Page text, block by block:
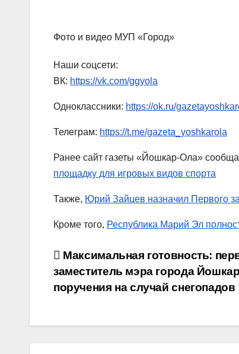
Фото и видео МУП «Город»
Наши соцсети:
ВК: https://vk.com/ggyola
Одноклассники: https://ok.ru/
Телеграм: https://t.me/gazeta_yoshkarola
Ранее сайт газеты «Йошкар-Ола»
площадку для игровых видов спорта
Также, Юрий Зайцев назначил Первого
Кроме того, Республика Марий Эл
Навигация
по
Максимальная готовность:
заместитель мэра города
поручения на случай снегопадов